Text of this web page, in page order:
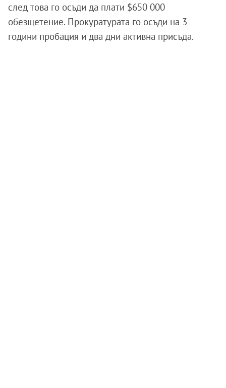
след това го осъди да плати $650 000
обезщетение. Прокуратурата го осъди на 3
години пробация и два дни активна присъда.